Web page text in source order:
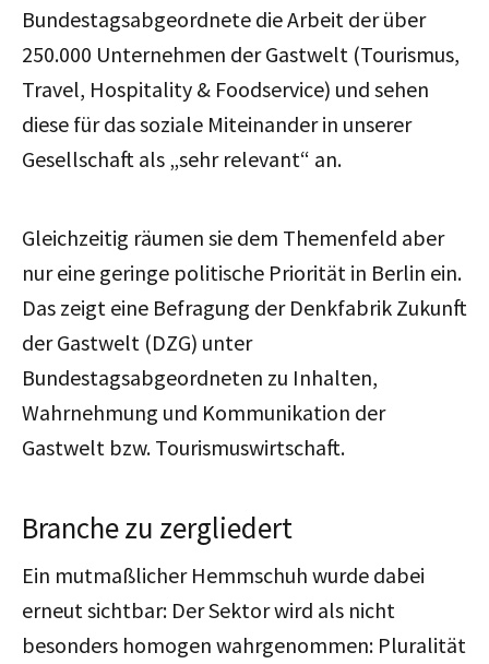
Bundestagsabgeordnete die Arbeit der über
250.000 Unternehmen der Gastwelt (Tourismus,
Travel, Hospitality & Foodservice) und sehen
diese für das soziale Miteinander in unserer
Gesellschaft als „sehr relevant“ an.
Gleichzeitig räumen sie dem Themenfeld aber
nur eine geringe politische Priorität in Berlin ein.
Das zeigt eine Befragung der Denkfabrik Zukunft
der Gastwelt (DZG) unter
Bundestagsabgeordneten zu Inhalten,
Wahrnehmung und Kommunikation der
Gastwelt bzw. Tourismuswirtschaft.
Branche zu zergliedert
Ein mutmaßlicher Hemmschuh wurde dabei
erneut sichtbar: Der Sektor wird als nicht
besonders homogen wahrgenommen: Pluralität